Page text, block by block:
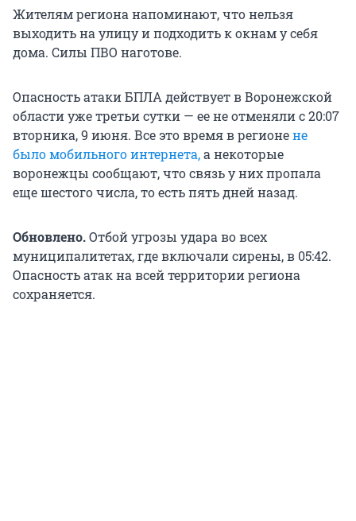
Жителям региона напоминают, что нельзя
выходить на улицу и подходить к окнам у себя
дома. Силы ПВО наготове.
Опасность атаки БПЛА действует в Воронежской
области уже третьи сутки — ее не отменяли с 20:07
вторника, 9 июня. Все это время в регионене
было мобильного интернета,а некоторые
воронежцы сообщают, что связь у них пропала
еще шестого числа, то есть пять дней назад.
Обновлено.Отбой угрозы удара во всех
муниципалитетах, где включали сирены, в 05:42.
Опасность атак на всей территории региона
сохраняется.